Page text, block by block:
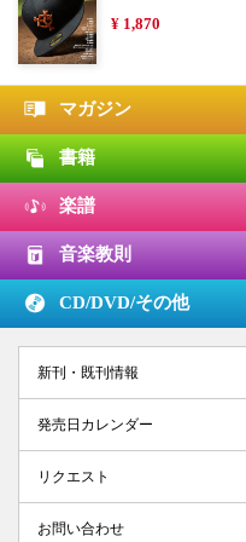
¥ 1,870
マガジン
書籍
楽譜
音楽教則
CD/DVD/その他
新刊・既刊情報
発売日カレンダー
リクエスト
お問い合わせ